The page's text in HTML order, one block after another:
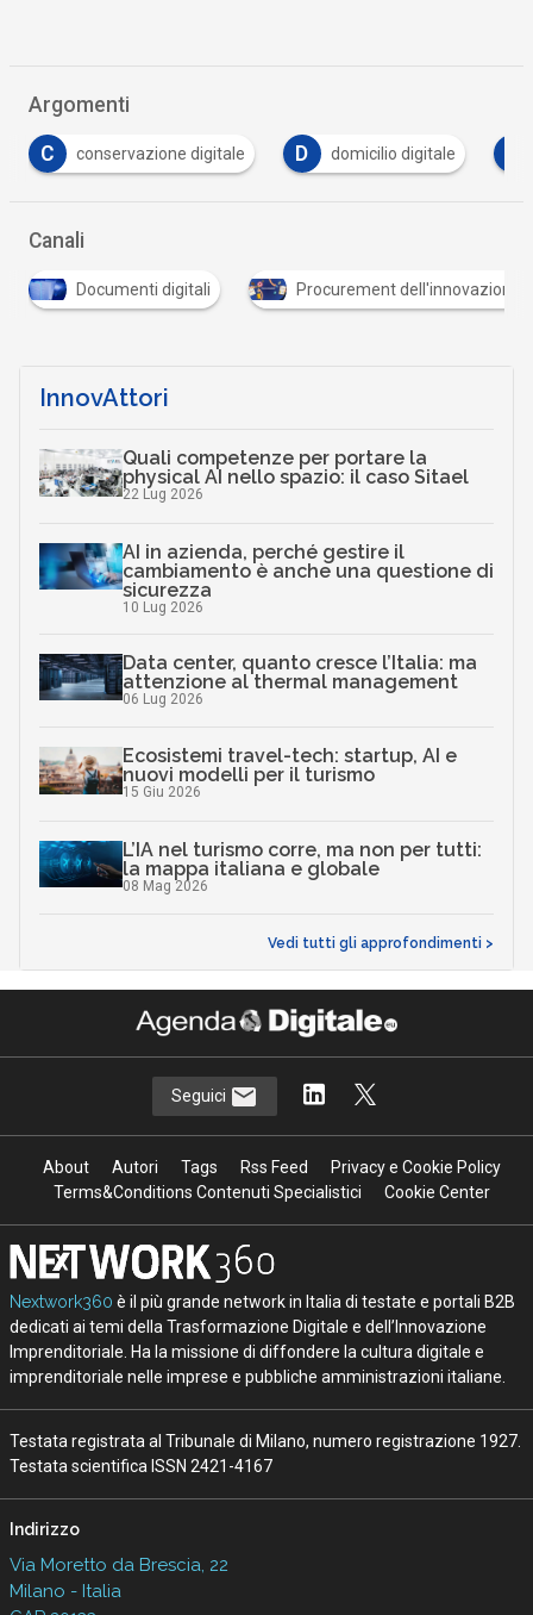
Argomenti
D domicilio digitale F formazione PNRR
Canali
Documenti digitali Procurement dell'innovazione
InnovAttori
Quali competenze per portare la
physical AI nello spazio: il caso Sitael
22 Lug 2026
AI in azienda, perché gestire il
cambiamento è anche una questione di
sicurezza
10 Lug 2026
Data center, quanto cresce l’Italia: ma
attenzione al thermal management
06 Lug 2026
Ecosistemi travel-tech: startup, AI e
nuovi modelli per il turismo
15 Giu 2026
L’IA nel turismo corre, ma non per tutti:
la mappa italiana e globale
08 Mag 2026
Vedi tutti gli approfondimenti >
Seguici
About Autori Tags Rss Feed
Privacy e Cookie Policy
Terms&Conditions Contenuti Specialistici
Cookie Center
Nextwork360 è il più grande network in Italia di testate e portali B2B
dedicati ai temi della Trasformazione Digitale e dell’Innovazione
Imprenditoriale. Ha la missione di diffondere la cultura digitale e
imprenditoriale nelle imprese e pubbliche amministrazioni italiane.
Testata registrata al Tribunale di Milano, numero registrazione 1927.
Testata scientifica ISSN 2421-4167
Indirizzo
Via Moretto da Brescia, 22
Milano - Italia